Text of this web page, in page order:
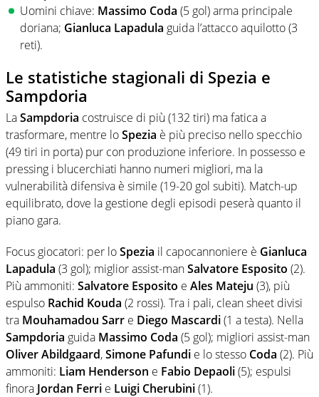
Uomini chiave: Massimo Coda (5 gol) arma principale
doriana; Gianluca Lapadula guida l’attacco aquilotto (3
reti).
Le statistiche stagionali di Spezia e
Sampdoria
LaSampdoria costruisce di più (132 tiri) ma fatica a
trasformare, mentre loSpezia è più preciso nello specchio
(49 tiri in porta) pur con produzione inferiore. In possesso e
pressing i blucerchiati hanno numeri migliori, ma la
vulnerabilità difensiva è simile (19-20 gol subiti). Match-up
equilibrato, dove la gestione degli episodi peserà quanto il
piano gara.
Focus giocatori: per loSpezia il capocannoniere è Gianluca
Lapadula (3 gol); miglior assist-manSalvatore Esposito (2).
Più ammoniti: Salvatore Esposito e Ales Mateju (3), più
espulso Rachid Kouda (2 rossi). Tra i pali, clean sheet divisi
tra Mouhamadou Sarr e Diego Mascardi(1 a testa). Nella
Sampdoria guida Massimo Coda (5 gol); migliori assist-man
Oliver Abildgaard,Simone Pafundi e lo stesso Coda (2). Più
ammoniti: Liam Henderson e Fabio Depaoli(5); espulsi
finora Jordan Ferri e Luigi Cherubini(1).